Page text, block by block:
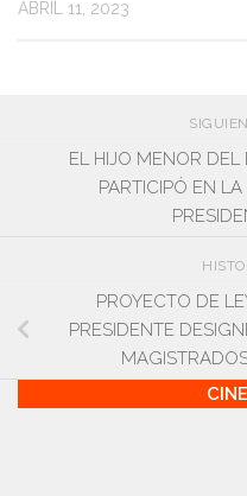
ABRIL 11, 2023
EL HIJO MENOR DEL
PARTICIPÓ EN
PROYECTO DE
PRESIDENTE